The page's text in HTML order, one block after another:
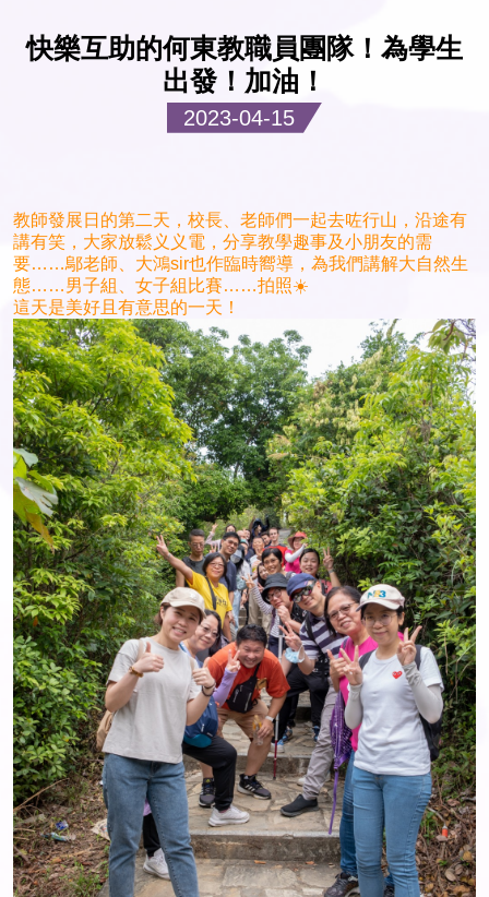
快樂互助的何東教職員團隊！為學生
出發！加油！
2023-04-15
教師發展日的第二天，校長、老師們一起去咗行山，沿途有
講有笑，大家放鬆义义電，分享教學趣事及小朋友的需
要……鄔老師、大鴻sir也作臨時嚮導，為我們講解大自然生
態……男子組、女子組比賽……拍照☀️
這天是美好且有意思的一天！